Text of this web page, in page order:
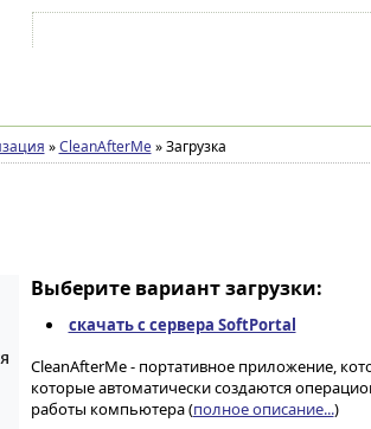
» CleanAfterMe »Загрузка
Выберите вариант загрузки:
скачать с сервера SoftPortal
CleanAfterMe - портативное приложение,
которые автоматически создаются
работы компьютера (полное описание...)